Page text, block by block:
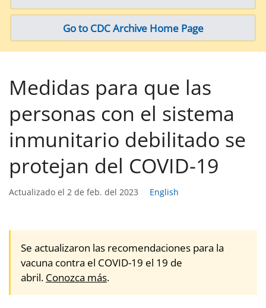
Go to CDC Archive Home Page
Medidas para que las
personas con el sistema
inmunitario debilitado se
protejan del COVID-19
Actualizado el 2 de feb. del 2023 English
Se actualizaron las recomendaciones para la
vacuna contra el COVID-19 el 19 de
abril. Conozca más.